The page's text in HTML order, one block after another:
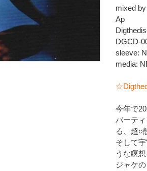
カ
ー
ト
に
商
品
追
す
る
mixed
Ap
DGCD-
sleeve:
media:
今年で
パーテ
る、超○
そして
うな瞑
ジャケ